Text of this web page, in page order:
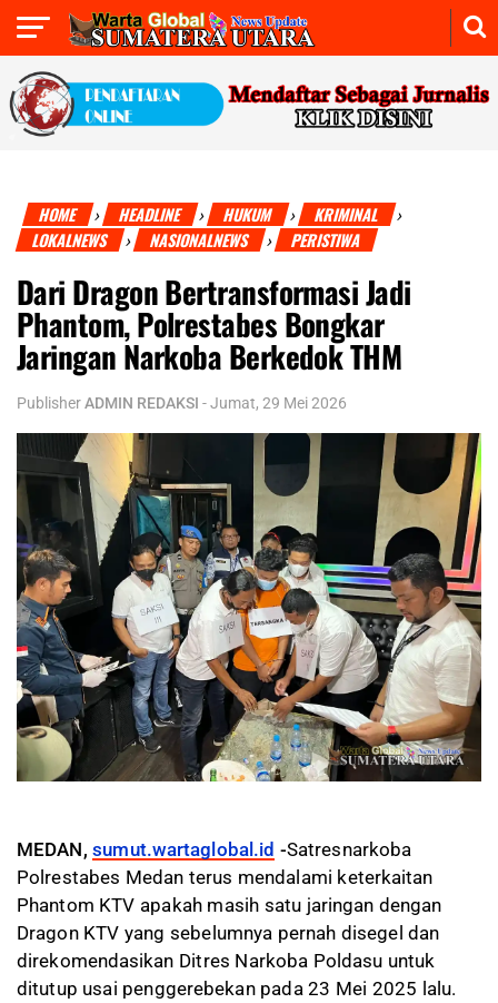
HOME › HEADLINE › HUKUM › KRIMINAL ›
LOKALNEWS › NASIONALNEWS › PERISTIWA
Dari Dragon Bertransformasi Jadi
Phantom, Polrestabes Bongkar
Jaringan Narkoba Berkedok THM
PublisherADMIN REDAKSI -Jumat, 29 Mei 2026
MEDAN,sumut.wartaglobal.id -Satresnarkoba
Polrestabes Medan terus mendalami keterkaitan
Phantom KTV apakah masih satu jaringan dengan
Dragon KTV yang sebelumnya pernah disegel dan
direkomendasikan Ditres Narkoba Poldasu untuk
ditutup usai penggerebekan pada 23 Mei 2025 lalu.